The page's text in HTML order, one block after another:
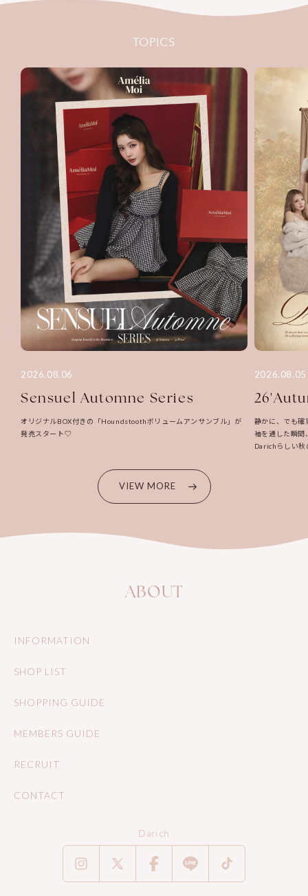
TOPICS
2026.08.06
Sensuel Automne Series
オリジナルBOX付きの「Houndstoothボリュームアンサンブル」が
発売スタート♡
2026.08.05
静かに、でも確
袖を通した瞬間
Darichらしい秋
VIEW MORE
ABOUT
INFORMATION
SHOP LIST
SHOPPING GUIDE
MEMBERS GUIDE
RECRUIT
CONTACT
Darich
Instagram
X
FacebookTranslationTikTok